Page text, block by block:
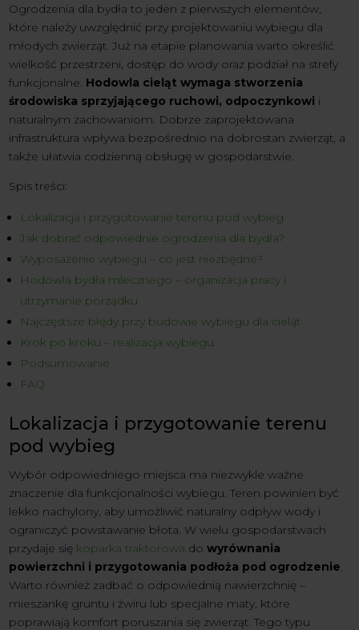
Ogrodzenia dla bydła to jeden z pierwszych elementów,
które należy uwzględnić przy projektowaniu wybiegu dla
młodych zwierząt. Już na etapie planowania warto określić
wielkość przestrzeni, dostęp do wody oraz podział na strefy
funkcjonalne. Hodowla cieląt wymaga stworzenia
środowiska sprzyjającego ruchowi, odpoczynkowi i
naturalnym zachowaniom. Dobrze zaprojektowana
infrastruktura wpływa bezpośrednio na dobrostan zwierząt, a
także ułatwia codzienną obsługę w gospodarstwie.
Spis treści:
Lokalizacja i przygotowanie terenu pod wybieg
Jak dobrać odpowiednie ogrodzenia dla bydła?
Wyposażenie wybiegu – co jest niezbędne?
Hodowla bydła mlecznego – organizacja pracy i
utrzymanie porządku
Najczęstsze błędy przy budowie wybiegu dla cieląt
Krok po kroku – realizacja wybiegu
Podsumowanie
FAQ
Lokalizacja i przygotowanie terenu
pod wybieg
Wybór odpowiedniego miejsca ma niezwykle ważne
znaczenie dla funkcjonalności wybiegu. Teren powinien być
lekko nachylony, aby umożliwić naturalny odpływ wody i
ograniczyć powstawanie błota. W wielu gospodarstwach
przydaje się koparka traktorowa dowyrównania
powierzchni i przygotowania podłoża pod ogrodzenie.
Warto również zadbać o odpowiednią nawierzchnię –
mieszankę gruntu i żwiru lub specjalne maty, które
poprawiają komfort poruszania się zwierząt. Tego typu